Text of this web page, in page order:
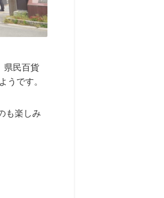
県民百貨
うです。
も楽しみ